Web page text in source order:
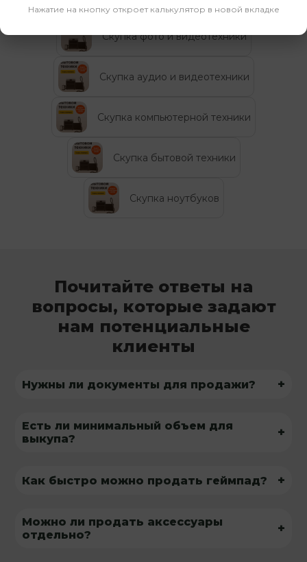
Скупка фото и видеотехники
Скупка аудио и видеотехники
Скупка компьютерной техники
Скупка бытовой техники
Скупка ноутбуков
Почитайте ответы на
вопросы, которые задают
нам потенциальные
клиенты
Нужны ли документы для продажи? +
Есть ли минимальный объем для
выкупа?
+
Как быстро можно продать геймпад? +
Можно ли продать аксессуары
отдельно?
+
Нажатие на кнопку откроет калькулятор в новой вкладке